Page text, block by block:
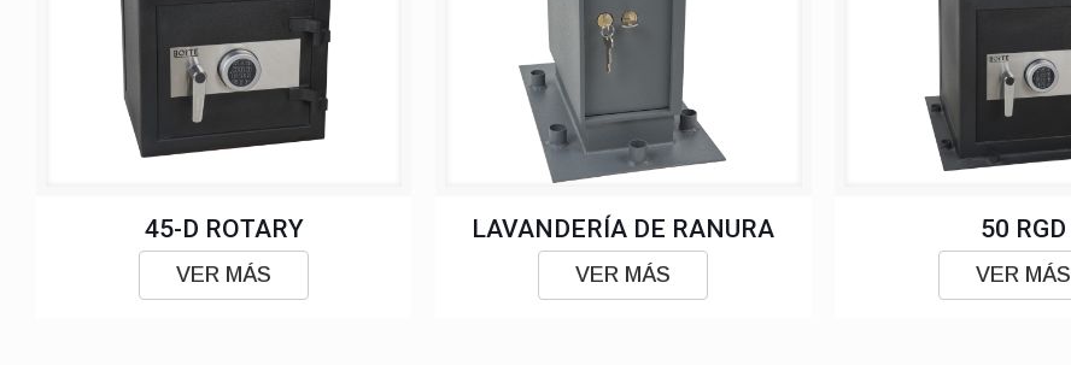
45-D ROTARY
VER MÁS
LAVANDERÍA DE RANURA
VER MÁS
50 RGD
VER MÁS